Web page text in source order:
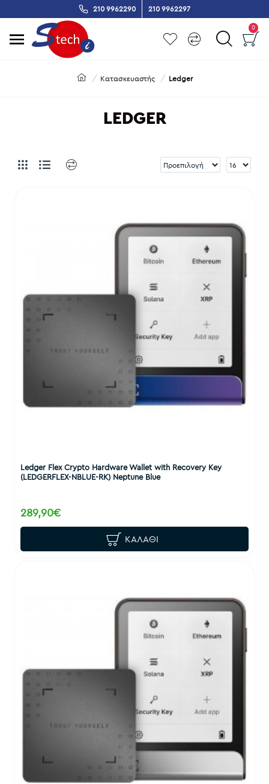
210 9962290 210 9962297
0
Κατασκευαστής Ledger
LEDGER
Ledger Flex Crypto Hardware Wallet with Recovery Key
(LEDGERFLEX-NBLUE-RK) Neptune Blue
289,90€
ΚΑΛΆΘΙ